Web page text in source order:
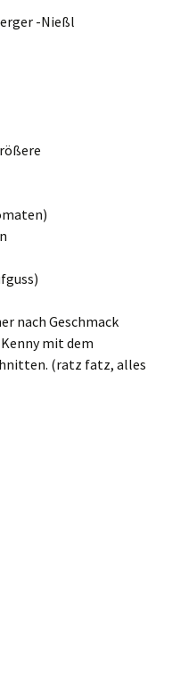
-Nießl
nach Geschmack
mit dem
(ratz fatz, alles